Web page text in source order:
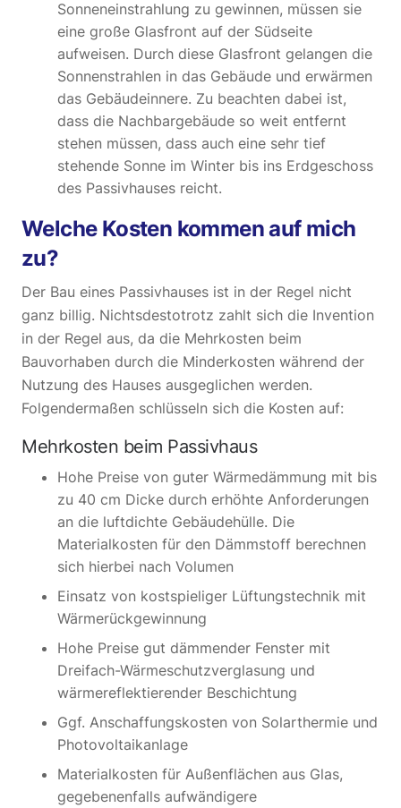
Sonneneinstrahlung zu gewinnen, müssen sie
eine große Glasfront auf der Südseite
aufweisen. Durch diese Glasfront gelangen die
Sonnenstrahlen in das Gebäude und erwärmen
das Gebäudeinnere. Zu beachten dabei ist,
dass die Nachbargebäude so weit entfernt
stehen müssen, dass auch eine sehr tief
stehende Sonne im Winter bis ins Erdgeschoss
des Passivhauses reicht.
Welche Kosten kommen auf mich
zu?
Der Bau eines Passivhauses ist in der Regel nicht
ganz billig. Nichtsdestotrotz zahlt sich die Invention
in der Regel aus, da die Mehrkosten beim
Bauvorhaben durch die Minderkosten während der
Nutzung des Hauses ausgeglichen werden.
Folgendermaßen schlüsseln sich die Kosten auf:
Mehrkosten beim Passivhaus
Hohe Preise von guter Wärmedämmung mit bis
zu 40 cm Dicke durch erhöhte Anforderungen
an die luftdichte Gebäudehülle. Die
Materialkosten für den Dämmstoff berechnen
sich hierbei nach Volumen
Einsatz von kostspieliger Lüftungstechnik mit
Wärmerückgewinnung
Hohe Preise gut dämmender Fenster mit
Dreifach-Wärmeschutzverglasung und
wärmereflektierender Beschichtung
Ggf. Anschaffungskosten von Solarthermie und
Photovoltaikanlage
Materialkosten für Außenflächen aus Glas,
gegebenenfalls aufwändigere